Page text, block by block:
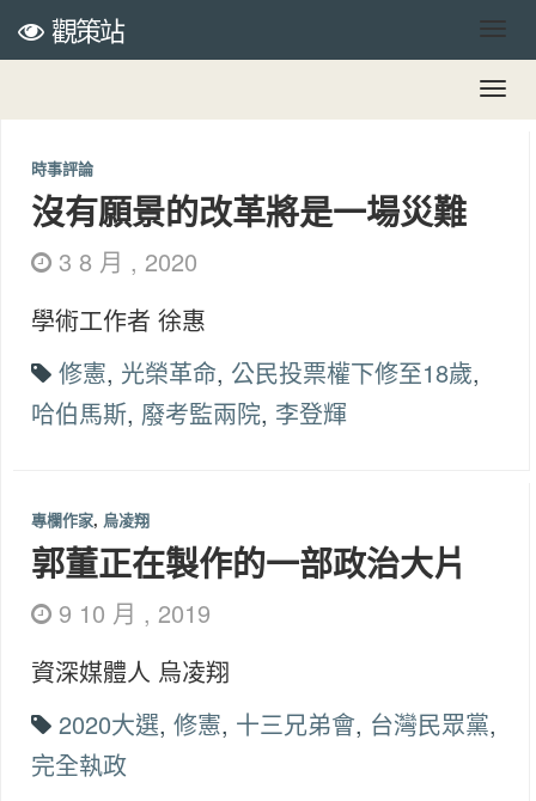
觀策站
時事評論
沒有願景的改革將是一場災難
3 8 月 , 2020
學術工作者 徐惠
修憲, 光榮革命, 公民投票權下修至18歲,
哈伯馬斯, 廢考監兩院, 李登輝
專欄作家, 烏凌翔
郭董正在製作的一部政治大片
9 10 月 , 2019
資深媒體人 烏凌翔
2020大選, 修憲, 十三兄弟會, 台灣民眾黨,
完全執政